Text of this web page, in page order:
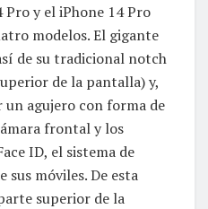
y el iPhone 14 Pro
modelos. El gigante
de su tradicional notch
de la pantalla) y,
un agujero con forma de
frontal y los
ID, el sistema de
móviles. De esta
superior de la